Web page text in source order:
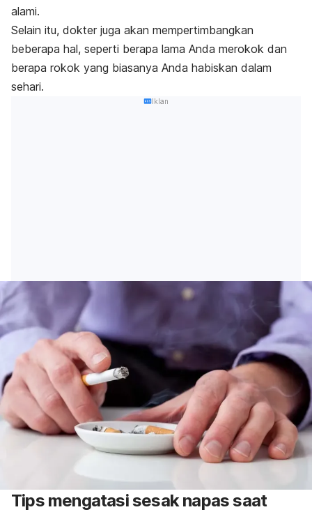
alami.
Selain itu, dokter juga akan mempertimbangkan
beberapa hal, seperti berapa lama Anda merokok dan
berapa rokok yang biasanya Anda habiskan dalam
sehari.
Iklan
Tips mengatasi sesak napas saat